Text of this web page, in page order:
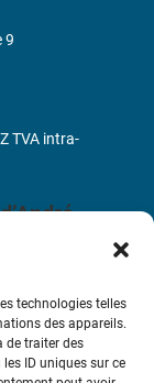
technologies telles
des appareils.
de traiter des
ID uniques sur ce
9
TVA intra-